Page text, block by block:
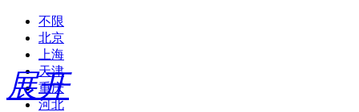
不限
北京
上海
天津
重庆
河北
展开